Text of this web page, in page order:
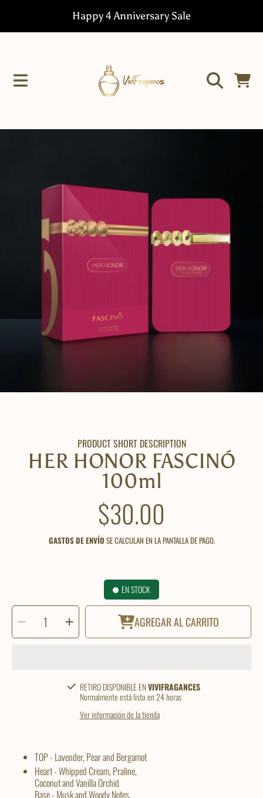
IR DIRECTAMENTE AL CONTENIDO
Happy 4 Anniversary Sale
CARRITO
PRODUCT SHORT DESCRIPTION
HER HONOR FASCINÓ
100ml
Precio
Regular
$30.00
GASTOS DE ENVÍO SE CALCULAN EN LA PANTALLA DE PAGO.
EN STOCK
SELECCIONAR
CANTIDAD
Reducir
cantidad
para
HER
Aumentar
cantidad
para
HER
AGREGAR AL CARRITO
RETIRO DISPONIBLE ENVIVIFRAGANCES
Normalmente está listo en 24 horas
Ver información de la tienda
TOP - Lavender, Pear and Bergamot
Heart - Whipped Cream, Praline,
Coconut and Vanilla Orchid
Base - Musk and Woody Notes.